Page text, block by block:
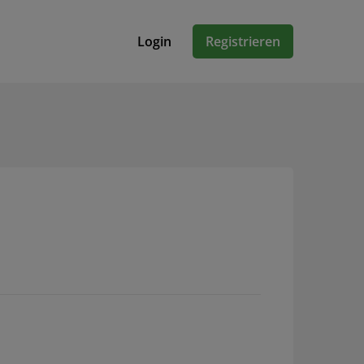
Login Registrieren